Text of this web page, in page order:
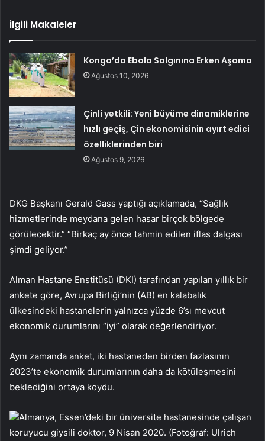
İlgili Makaleler
Kongo’da Ebola Salgınına Erken Aşama
Ağustos 10, 2026
Çinli yetkili: Yeni büyüme dinamiklerine
hızlı geçiş, Çin ekonomisinin ayırt edici
özelliklerinden biri
Ağustos 9, 2026
DKG Başkanı Gerald Gass yaptığı açıklamada, “Sağlık
hizmetlerinde meydana gelen hasar birçok bölgede
görülecektir.” “Birkaç ay önce tahmin edilen iflas dalgası
şimdi geliyor.”
Alman Hastane Enstitüsü (DKI) tarafından yapılan yıllık bir
ankete göre, Avrupa Birliği’nin (AB) en kalabalık
ülkesindeki hastanelerin yalnızca yüzde 6’sı mevcut
ekonomik durumlarını “iyi” olarak değerlendiriyor.
Aynı zamanda anket, iki hastaneden birden fazlasının
2023’te ekonomik durumlarının daha da kötüleşmesini
beklediğini ortaya koydu.
Almanya, Essen’deki bir üniversite hastanesinde çalışan
koruyucu giysili doktor, 9 Nisan 2020. (Fotoğraf: Ulrich